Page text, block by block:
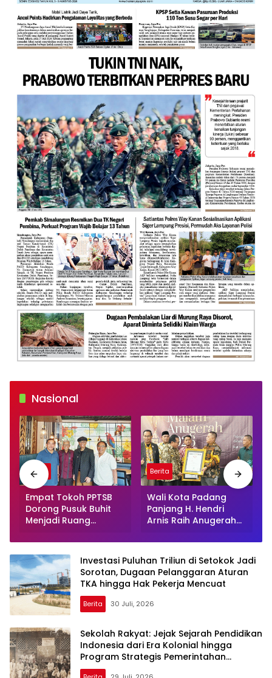
Nasional
Berita
Empat Tokoh PPTSB
Dorong Pusuk Buhit
Menjadi Ruang
Batak
Berita
Wali Kota Padang
Panjang H. Hendri
Arnis Raih Anugerah
sebagai Tokoh
Penjaga
Kemerdekaan Pers
Investasi Puluhan Triliun di Setokok Jadi
Sorotan, Dugaan Pelanggaran Aturan
TKA hingga Hak Pekerja Mencuat
Berita 30 Juli, 2026
Sekolah Rakyat: Jejak Sejarah Pendidikan
Indonesia dari Era Kolonial hingga
Program Strategis Pemerintahan
Prabowo